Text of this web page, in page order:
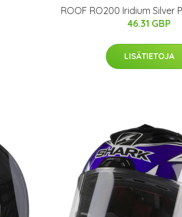
ROOF RO200 Iridium Silver
46.31 GBP
LISÄTIETOJA